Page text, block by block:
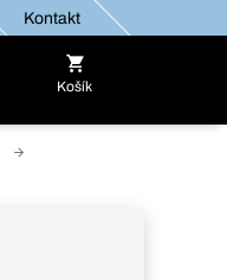
Kontakt
Košík